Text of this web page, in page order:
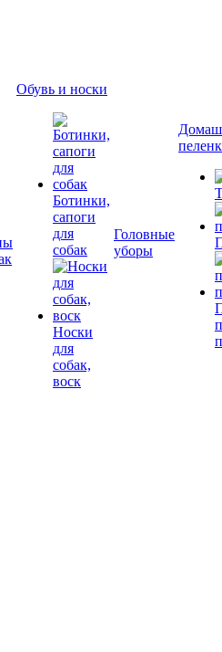
Обувь и носки
Ботинки,
сапоги
для
собак
Носки
для
собак,
воск
Головные
уборы